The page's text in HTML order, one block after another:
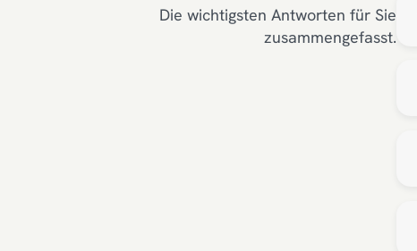
Die wichtigsten Antworten für Sie
zusammengefasst.